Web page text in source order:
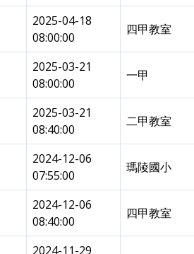
2025-04-18
08:00:00
四甲教室
2025-03-21
08:00:00
一甲
2025-03-21
08:40:00
二甲教室
2024-12-06
07:55:00
瑪陵國小
2024-12-06
08:40:00
四甲教室
2024-11-29